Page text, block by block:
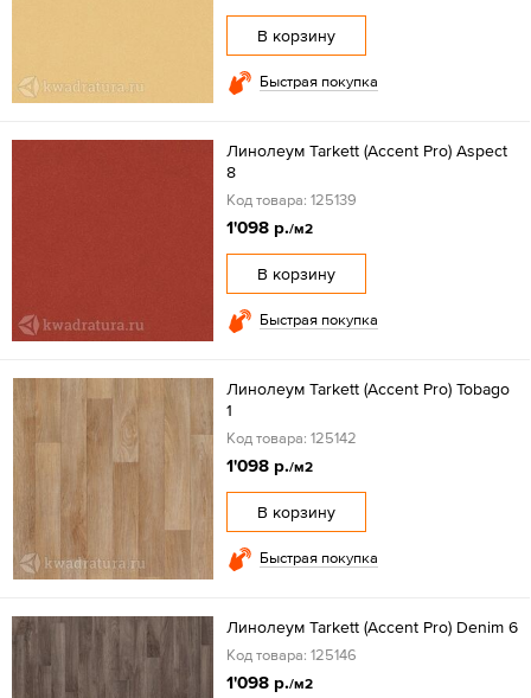
В корзину
Быстрая покупка
Линолеум Tarkett (Accent Pro) Aspect
8
Код товара: 125139
1'098 р./м2
В корзину
Быстрая покупка
Линолеум Tarkett (Accent Pro) Tobago
1
Код товара: 125142
1'098 р./м2
В корзину
Быстрая покупка
Линолеум Tarkett (Accent Pro) Denim 6
Код товара: 125146
1'098 р./м2